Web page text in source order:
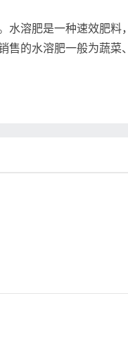
溶肥是一种速效肥料，
的水溶肥一般为蔬菜、